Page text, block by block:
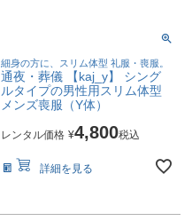
細身の方に、スリム体型 礼服・喪服。
通夜・葬儀 【kaj_y】 シング
ルタイプの男性用スリム体型
メンズ喪服（Y体）
レンタル価格 ¥4,800税込
詳細を見る